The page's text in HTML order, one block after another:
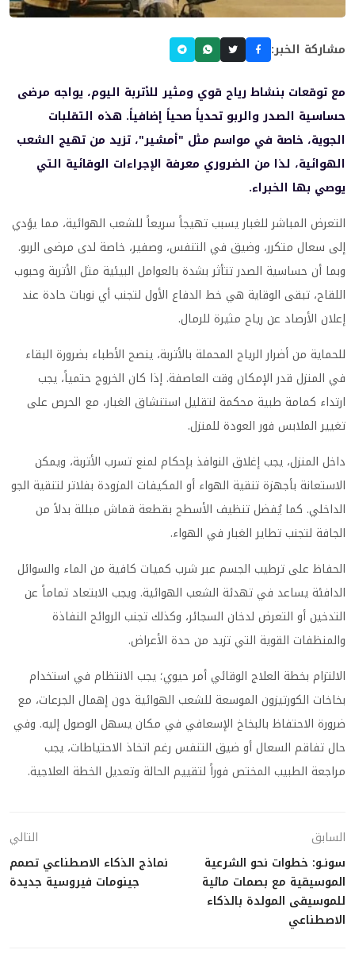
مشاركة الخبر:
مع توقعات بنشاط رياح قوي ومثير للأتربة اليوم، يواجه مرضى
حساسية الصدر والربو تحدياً صحياً إضافياً. هذه التقلبات
الجوية، خاصة في مواسم مثل "أمشير"، تزيد من تهيج الشعب
الهوائية، لذا من الضروري معرفة الإجراءات الوقائية التي
يوصي بها الخبراء.
التعرض المباشر للغبار يسبب تهيجاً سريعاً للشعب الهوائية، مما يؤدي
إلى سعال متكرر، وضيق في التنفس، وصفير، خاصة لدى مرضى الربو.
وبما أن حساسية الصدر تتأثر بشدة بالعوامل البيئية مثل الأتربة وحبوب
اللقاح، تبقى الوقاية هي خط الدفاع الأول لتجنب أي نوبات حادة عند
إعلان الأرصاد عن رياح مثيرة للرمال.
للحماية من أضرار الرياح المحملة بالأتربة، ينصح الأطباء بضرورة البقاء
في المنزل قدر الإمكان وقت العاصفة. إذا كان الخروج حتمياً، يجب
ارتداء كمامة طبية محكمة لتقليل استنشاق الغبار، مع الحرص على
تغيير الملابس فور العودة للمنزل.
داخل المنزل، يجب إغلاق النوافذ بإحكام لمنع تسرب الأتربة، ويمكن
الاستعانة بأجهزة تنقية الهواء أو المكيفات المزودة بفلاتر لتنقية الجو
الداخلي. كما يُفضل تنظيف الأسطح بقطعة قماش مبللة بدلاً من
الجافة لتجنب تطاير الغبار في الهواء.
الحفاظ على ترطيب الجسم عبر شرب كميات كافية من الماء والسوائل
الدافئة يساعد في تهدئة الشعب الهوائية. ويجب الابتعاد تماماً عن
التدخين أو التعرض لدخان السجائر، وكذلك تجنب الروائح النفاذة
والمنظفات القوية التي تزيد من حدة الأعراض.
الالتزام بخطة العلاج الوقائي أمر حيوي؛ يجب الانتظام في استخدام
بخاخات الكورتيزون الموسعة للشعب الهوائية دون إهمال الجرعات، مع
ضرورة الاحتفاظ بالبخاخ الإسعافي في مكان يسهل الوصول إليه. وفي
حال تفاقم السعال أو ضيق التنفس رغم اتخاذ الاحتياطات، يجب
مراجعة الطبيب المختص فوراً لتقييم الحالة وتعديل الخطة العلاجية.
السابق
سونـو: خطوات نحو الشرعية
الموسيقية مع بصمات مائية
للموسيقى المولدة بالذكاء
الاصطناعي
التالي
نماذج الذكاء الاصطناعي تصمم
جينومات فيروسية جديدة